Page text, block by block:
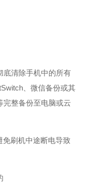
底清除手机中的所有
、微信备份或其
完整备份至电脑或云
免刷机中途断电导致